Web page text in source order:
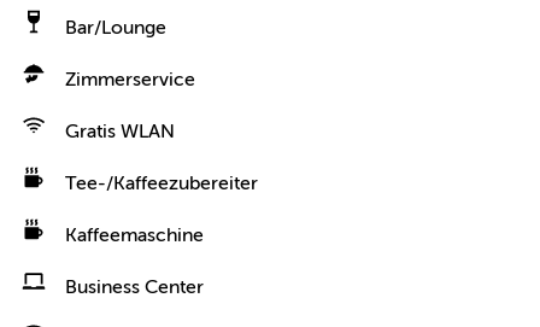
Bar/Lounge
Zimmerservice
Gratis WLAN
Tee-/Kaffeezubereiter
Kaffeemaschine
Business Center